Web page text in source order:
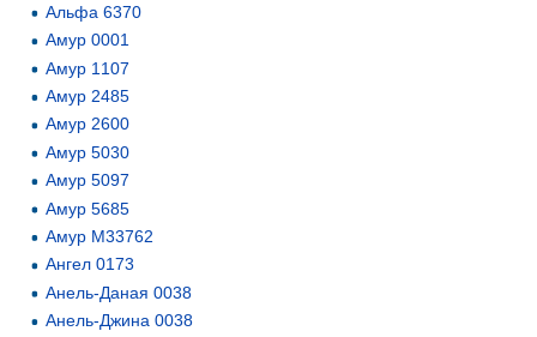
Альфа 6370
Амур 0001
Амур 1107
Амур 2485
Амур 2600
Амур 5030
Амур 5097
Амур 5685
Амур М33762
Ангел 0173
Анель-Даная 0038
Анель-Джина 0038